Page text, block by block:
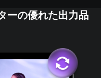
ーの優れた出力品